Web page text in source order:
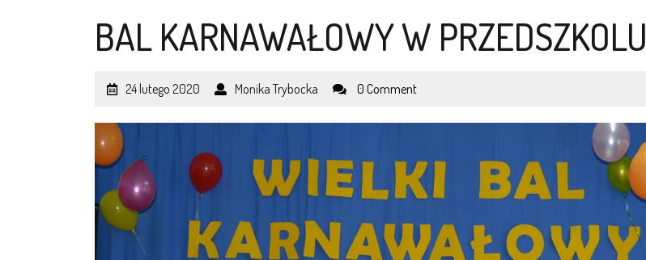
BAL KARNAWAŁOWY W PRZEDSZKOLU
24 lutego 2020 Monika Trybocka 0 Comment